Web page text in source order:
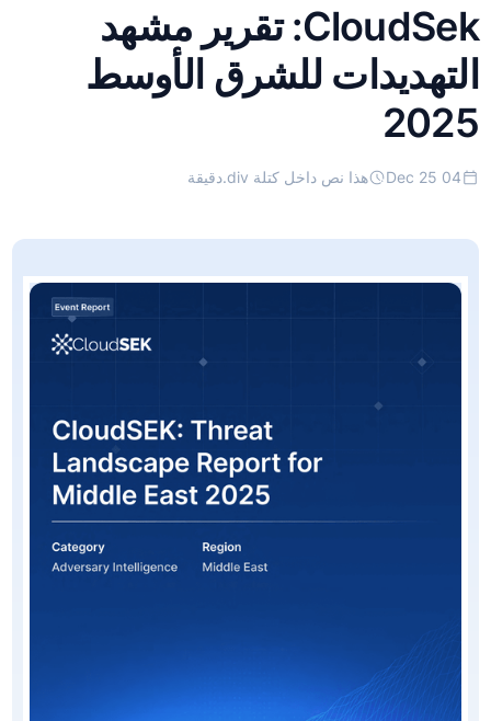
CloudSek: تقرير مشهد
التهديدات للشرق الأوسط
2025
04 Dec 25 هذا نص داخل كتلة div. دقيقة